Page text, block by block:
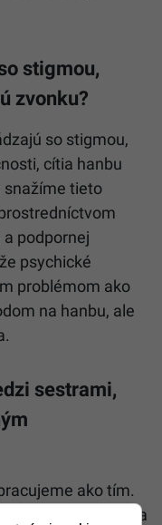
stigmou,
zvonku?
so stigmou,
cítia hanbu
snažíme tieto
podpornej
psychické
problémom ako
na hanbu, ale
sestrami,
ako tím.
psychológovia a